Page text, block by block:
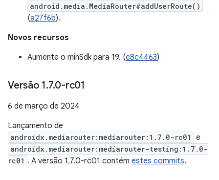
android.media.MediaRouter#addUserRoute()
(a27f6b).
Novos recursos
Aumente o minSdk para 19. (e8c4463)
Versão 1.7.0-rc01
6 de março de 2024
Lançamento de
androidx.mediarouter:mediarouter:1.7.0-rc01 e
androidx.mediarouter:mediarouter-testing:1.7.0-
rc01 . A versão 1.7.0-rc01 contém estes commits.